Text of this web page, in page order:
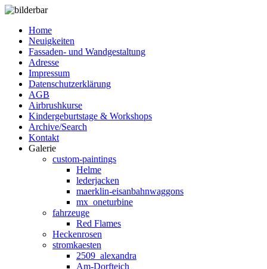
Home
Neuigkeiten
Fassaden- und Wandgestaltung
Adresse
Impressum
Datenschutzerklärung
AGB
Airbrushkurse
Kindergeburtstage & Workshops
Archive/Search
Kontakt
Galerie
custom-paintings
Helme
lederjacken
maerklin-eisanbahnwaggons
mx_oneturbine
fahrzeuge
Red Flames
Heckenrosen
stromkaesten
2509_alexandra
Am-Dorfteich